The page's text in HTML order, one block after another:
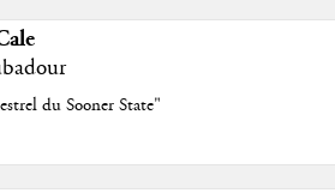
du Sooner State"